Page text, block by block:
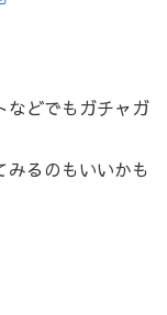
などでもガチャガ
みるのもいいかも